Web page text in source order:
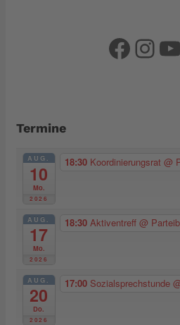
Termine
AUG.
10
Mo.
2026
18:30 Koordinierungsrat @
AUG.
17
Mo.
2026
18:30 Aktiventreff @
AUG.
20
Do.
2026
17:00 Sozialsprechstunde